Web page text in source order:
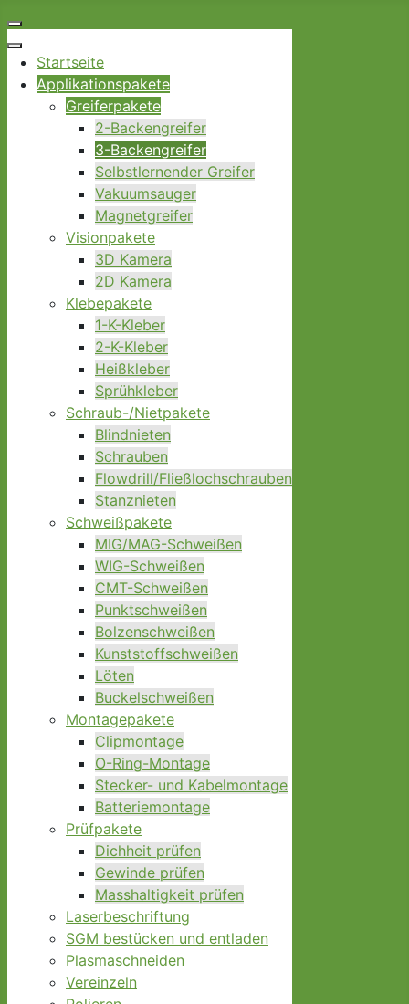
Startseite
Applikationspakete
Greiferpakete
2-Backengreifer
3-Backengreifer
Selbstlernender Greifer
Vakuumsauger
Magnetgreifer
Visionpakete
3D Kamera
2D Kamera
Klebepakete
1-K-Kleber
2-K-Kleber
Heißkleber
Sprühkleber
Schraub-/Nietpakete
Blindnieten
Schrauben
Flowdrill/Fließlochschrauben
Stanznieten
Schweißpakete
MIG/MAG-Schweißen
WIG-Schweißen
CMT-Schweißen
Punktschweißen
Bolzenschweißen
Kunststoffschweißen
Löten
Buckelschweißen
Montagepakete
Clipmontage
O-Ring-Montage
Stecker- und Kabelmontage
Batteriemontage
Prüfpakete
Dichheit prüfen
Gewinde prüfen
Masshaltigkeit prüfen
Laserbeschriftung
SGM bestücken und entladen
Plasmaschneiden
Vereinzeln